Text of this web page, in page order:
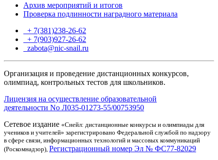
Архив мероприятий и итогов
Проверка подлинности наградного материала
+ 7(381)238-26-62
+ 7(903)927-26-62
zabota@nic-snail.ru
Организация и проведение дистанционных конкурсов,
олимпиад, контрольных тестов для школьников.
Лицензия на осуществление образовательной
деятельности No Л035-01273-55/00753950
Сетевое издание «Снейл: дистанционные конкурсы и олимпиады для
учеников и учителей» зарегистрировано Федеральной службой по надзору
в сфере связи, информационных технологий и массовых коммуникаций
(Роскомнадзор), Регистрационный номер Эл № ФС77-82029